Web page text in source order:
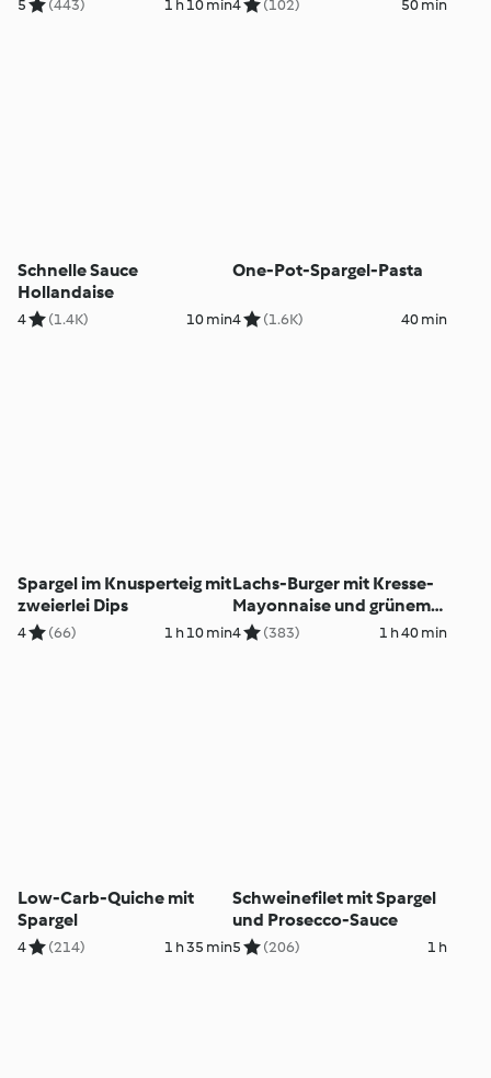
5 (443) 1 h 10 min4 (102) 50 min
Schnelle Sauce
Hollandaise
4 (1.4K) 10 min
One-Pot-Spargel-Pasta
4 (1.6K) 40 min
Spargel im Knusperteig mit
zweierlei Dips
4 (66) 1 h 10 min
Lachs-Burger mit Kresse-
Mayonnaise und grünem
Spargel
4 (383) 1 h 40 min
Low-Carb-Quiche mit
Spargel
4 (214) 1 h 35 min
Schweinefilet mit Spargel
und Prosecco-Sauce
5 (206) 1 h